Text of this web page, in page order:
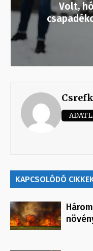
Volt,
KAPCSOLÓDÓ